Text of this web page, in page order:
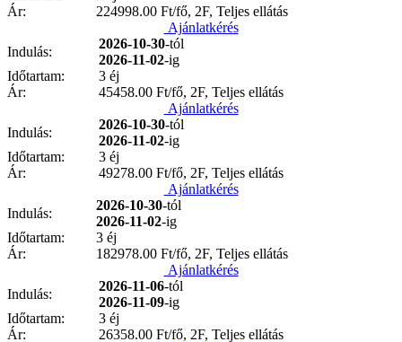
Ár:
224998.00 Ft/fő, 2F, Teljes ellátás
Ajánlatkérés
Indulás:
2026-10-30-tól
2026-11-02-ig
Időtartam:
3 éj
Ár:
45458.00 Ft/fő, 2F, Teljes ellátás
Ajánlatkérés
Indulás:
2026-10-30-tól
2026-11-02-ig
Időtartam:
3 éj
Ár:
49278.00 Ft/fő, 2F, Teljes ellátás
Ajánlatkérés
Indulás:
2026-10-30-tól
2026-11-02-ig
Időtartam:
3 éj
Ár:
182978.00 Ft/fő, 2F, Teljes ellátás
Ajánlatkérés
Indulás:
2026-11-06-tól
2026-11-09-ig
Időtartam:
3 éj
Ár:
26358.00 Ft/fő, 2F, Teljes ellátás